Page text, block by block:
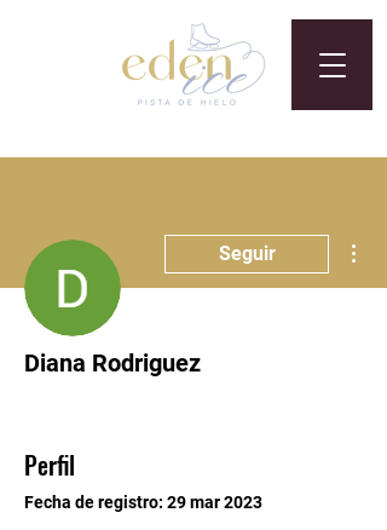
Seguir
Diana Rodriguez
Perfil
Fecha de registro: 29 mar 2023